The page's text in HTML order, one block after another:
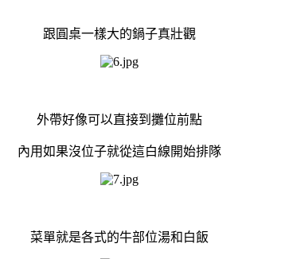
跟圓桌一樣大的鍋子真壯觀
外帶好像可以直接到攤位前點
內用如果沒位子就從這白線開始排隊
菜單就是各式的牛部位湯和白飯